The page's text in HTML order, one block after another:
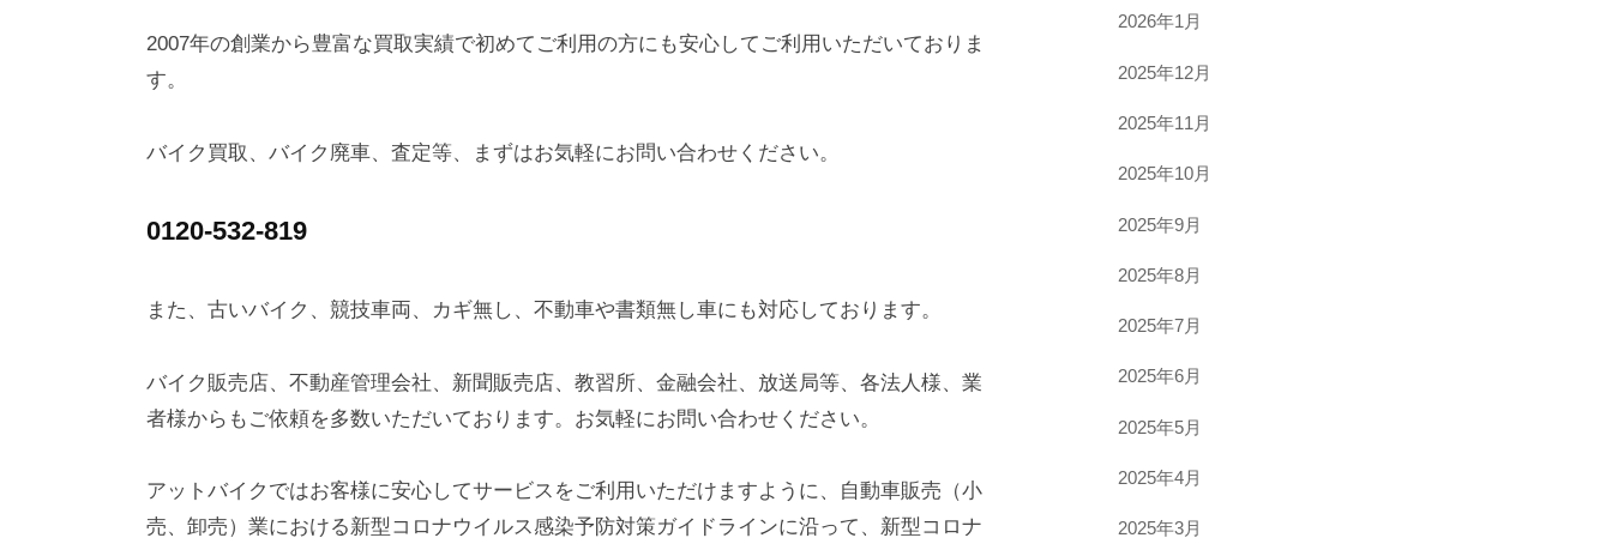
2007年の創業から豊富な買取実績で初めてご利用の方にも安心してご利用いただいておりま
す。
バイク買取、バイク廃車、査定等、まずはお気軽にお問い合わせください。
0120-532-819
また、古いバイク、競技車両、カギ無し、不動車や書類無し車にも対応しております。
バイク販売店、不動産管理会社、新聞販売店、教習所、金融会社、放送局等、各法人様、業
者様からもご依頼を多数いただいております。お気軽にお問い合わせください。
アットバイクではお客様に安心してサービスをご利用いただけますように、自動車販売（小
売、卸売）業における新型コロナウイルス感染予防対策ガイドラインに沿って、新型コロナ
2026年1月
2025年12月
2025年11月
2025年10月
2025年9月
2025年8月
2025年7月
2025年6月
2025年5月
2025年4月
2025年3月